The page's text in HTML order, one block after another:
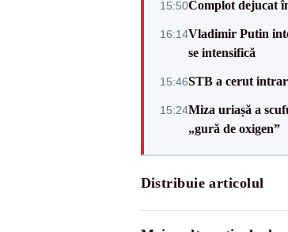
15:50Complot dejucat
16:14Vladimir Putin
se intensifică
15:46STB a cerut
15:24Miza uriașă a
„gură de oxigen”
Distribuie articolul